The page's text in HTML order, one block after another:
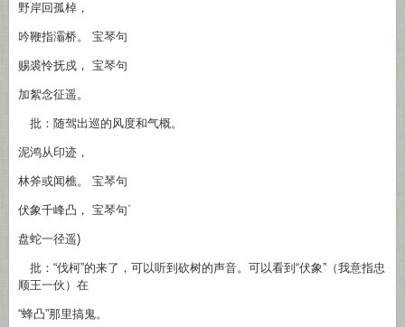
野岸回孤棹，
吟鞭指灞桥。 宝琴句
赐裘怜抚戍， 宝琴句
加絮念征遥。
批：随驾出巡的风度和气概。
泥鸿从印迹，
林斧或闻樵。 宝琴句
伏象千峰凸， 宝琴句`
盘蛇一径遥)
批：“伐柯”的来了，可以听到砍树的声音。可以看到“伏象”（我意指忠
顺王一伙）在
“蜂凸”那里搞鬼。